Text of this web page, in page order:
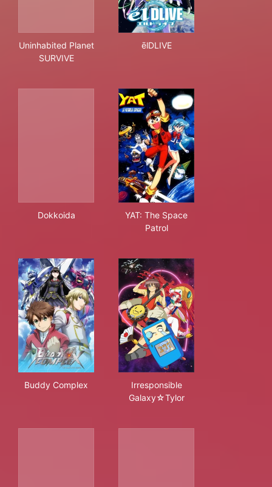
Uninhabited Planet
SURVIVE
ēlDLIVE
Dokkoida
YAT: The Space
Patrol
Buddy Complex
Irresponsible
Galaxy☆Tylor